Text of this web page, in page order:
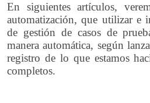
En siguientes artículos,
automatización, que utilizar e
de gestión de casos de
manera automática, según
registro de lo que estamos
completos.